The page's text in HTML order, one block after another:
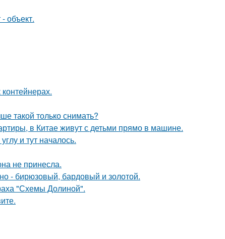
объект.
такой только снимать?
в Китае живут с детьми прямо в машине.
и тут началось.
не принесла.
- бирюзовый, бардовый и золотой.
"Схемы Долиной".